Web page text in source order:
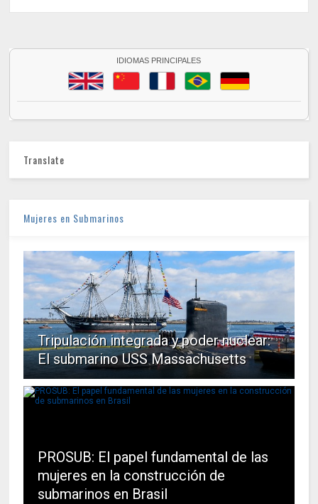
IDIOMAS PRINCIPALES
Translate
Mujeres en Submarinos
Tripulación integrada y poder nuclear:
El submarino USS Massachusetts
PROSUB: El papel fundamental de las
mujeres en la construcción de
submarinos en Brasil